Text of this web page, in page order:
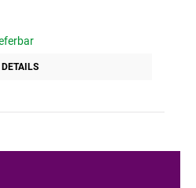
DETAILS